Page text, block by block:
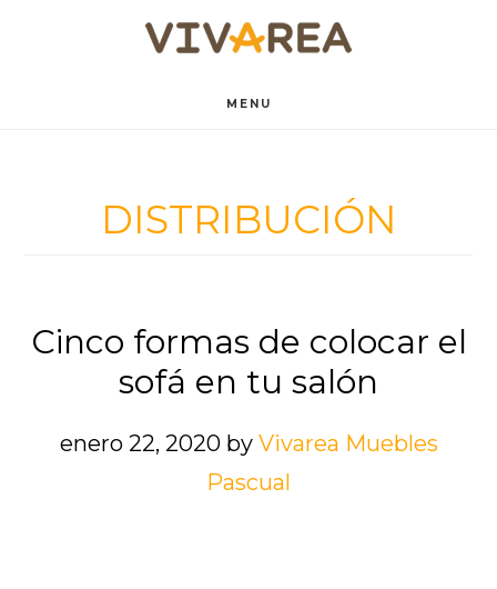
MENU
DISTRIBUCIÓN
Cinco formas de colocar el
sofá en tu salón
enero 22, 2020by Vivarea Muebles
Pascual